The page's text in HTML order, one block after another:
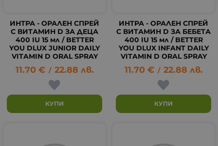
ИНТРА - ОРАЛЕН СПРЕЙ
С ВИТАМИН D ЗА ДЕЦА
400 IU 15 мл / BETTER
YOU DLUX JUNIOR DAILY
VITAMIN D ORAL SPRAY
11.70 € / 22.88 лв.
КУПИ
ИНТРА - ОРАЛЕН СПРЕЙ
С ВИТАМИН D ЗА БЕБЕТА
400 IU 15 мл / BETTER
YOU DLUX INFANT DAILY
VITAMIN D ORAL SPRAY
11.70 € / 22.88 лв.
КУПИ